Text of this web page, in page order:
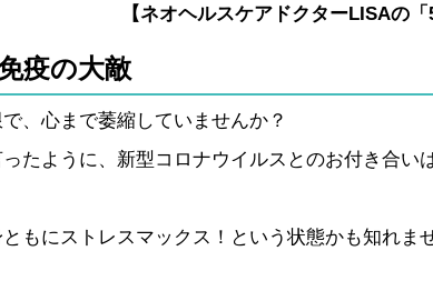
【ネオヘルスケアドクターLISAの「
疫の大敵
、心まで萎縮していませんか？
たように、新型コロナウイルスとのお付き合い
もにストレスマックス！という状態かも知れま